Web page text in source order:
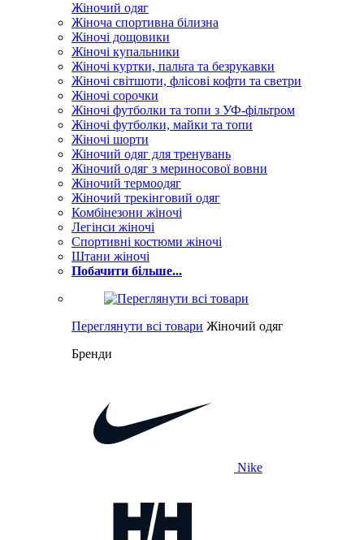
Жіночий одяг
Жіноча спортивна білизна
Жіночі дощовики
Жіночі купальники
Жіночі куртки, пальта та безрукавки
Жіночі світшоти, флісові кофти та светри
Жіночі сорочки
Жіночі футболки та топи з УФ-фільтром
Жіночі футболки, майки та топи
Жіночі шорти
Жіночий одяг для тренувань
Жіночий одяг з мериносової вовни
Жіночий термоодяг
Жіночий трекінговий одяг
Комбінезони жіночі
Легінси жіночі
Спортивні костюми жіночі
Штани жіночі
Побачити більше...
Переглянути всі товари Жіночий одяг
Бренди
Nike